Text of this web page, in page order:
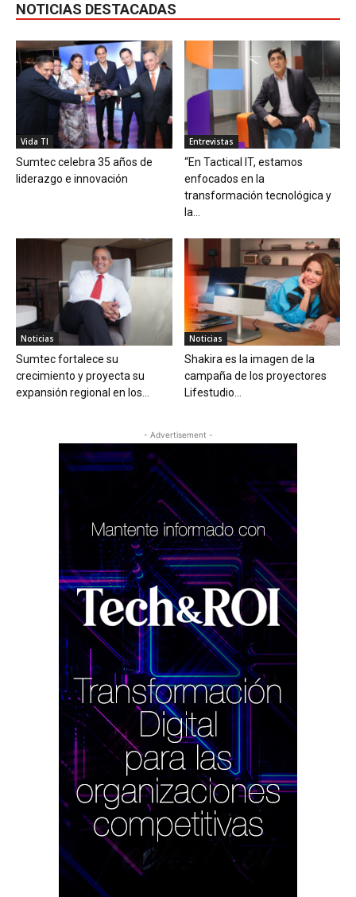
NOTICIAS DESTACADAS
Vida TI
Sumtec celebra 35 años de
liderazgo e innovación
Entrevistas
“En Tactical IT, estamos
enfocados en la
transformación tecnológica y
la...
Noticias
Sumtec fortalece su
crecimiento y proyecta su
expansión regional en los...
Noticias
Shakira es la imagen de la
campaña de los proyectores
Lifestudio...
- Advertisement -